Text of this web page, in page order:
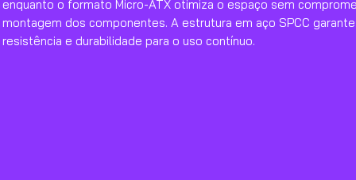
enquanto o formato Micro-ATX otimiza o espaço sem
montagem dos componentes. A estrutura em aço SPCC garante
resistência e durabilidade para o uso contínuo.